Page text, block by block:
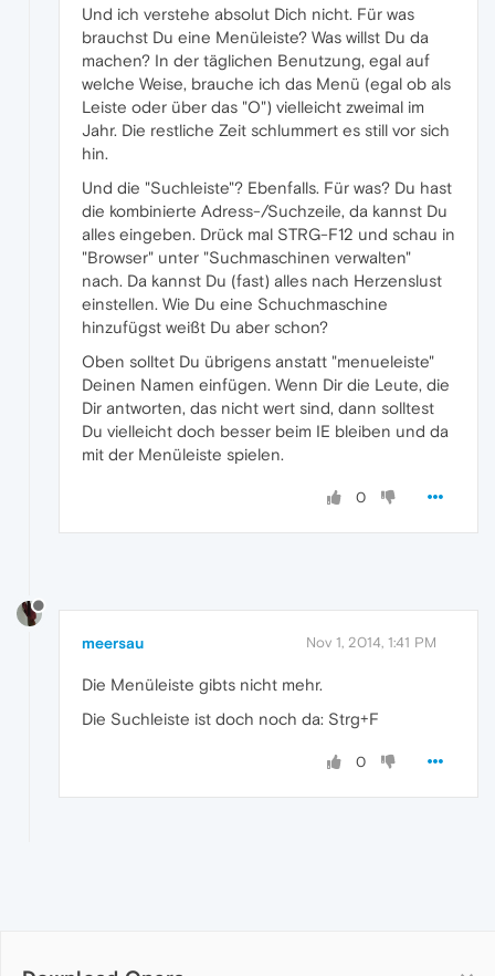
Und ich verstehe absolut Dich nicht. Für was
brauchst Du eine Menüleiste? Was willst Du da
machen? In der täglichen Benutzung, egal auf
welche Weise, brauche ich das Menü (egal ob als
Leiste oder über das "O") vielleicht zweimal im
Jahr. Die restliche Zeit schlummert es still vor sich
hin.
Und die "Suchleiste"? Ebenfalls. Für was? Du hast
die kombinierte Adress-/Suchzeile, da kannst Du
alles eingeben. Drück mal STRG-F12 und schau in
"Browser" unter "Suchmaschinen verwalten"
nach. Da kannst Du (fast) alles nach Herzenslust
einstellen. Wie Du eine Schuchmaschine
hinzufügst weißt Du aber schon?
Oben solltet Du übrigens anstatt "menueleiste"
Deinen Namen einfügen. Wenn Dir die Leute, die
Dir antworten, das nicht wert sind, dann solltest
Du vielleicht doch besser beim IE bleiben und da
mit der Menüleiste spielen.
0
meersau Nov 1, 2014, 1:41 PM
Die Menüleiste gibts nicht mehr.
Die Suchleiste ist doch noch da: Strg+F
0